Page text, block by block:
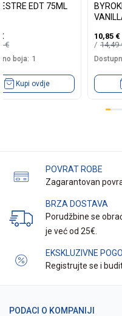
EDT 75ML
€
€
boja: 1
Kupi ovdje
10,85 €
14,49
POVRAT ROBE
Zagarantovan
BRZA DOSTAVA
Porudžbine se
je već od 25€.
EKSKLUZIVNE
Registrujte se i
PODACI O KOMPANIJI